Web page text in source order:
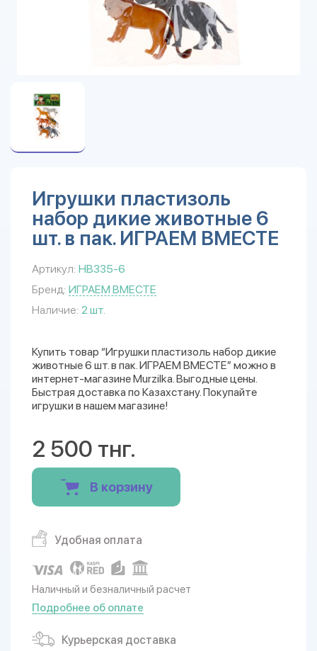
Игрушки пластизоль
набор дикие животные 6
шт. в пак. ИГРАЕМ ВМЕСТЕ
Артикул: HB335-6
Бренд: ИГРАЕМ ВМЕСТЕ
Наличие: 2 шт.
Купить товар “Игрушки пластизоль набор дикие
животные 6 шт. в пак. ИГРАЕМ ВМЕСТЕ” можно в
интернет-магазине Murzilka. Выгодные цены.
Быстрая доставка по Казахстану. Покупайте
игрушки в нашем магазине!
2 500 тнг.
В корзину
Удобная оплата
Наличный и безналичный расчет
Подробнее об оплате
Курьерская доставка